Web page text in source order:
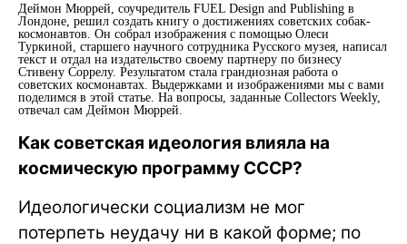
Деймон Мюррей, соучредитель FUEL Design and Publishing в
Лондоне, решил создать книгу о достижениях советских собак-
космонавтов. Он собрал изображения с помощью Олеси
Туркиной, старшего научного сотрудника Русского музея, написал
текст и отдал на издательство своему партнеру по бизнесу
Стивену Соррелу. Результатом стала грандиозная работа о
советских космонавтах. Выдержками и изображениями мы с вами
поделимся в этой статье. На вопросы, заданные Collectors Weekly,
отвечал сам Деймон Мюррей.
Как советская идеология влияла на
космическую программу СССР?
Идеологически социализм не мог
потерпеть неудачу ни в какой форме; по